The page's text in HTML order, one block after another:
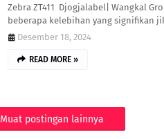
Zebra ZT411 Djogjalabel| Wangkal
beberapa kelebihan yang signifikan
Desember 18, 2024
READ MORE »
Muat postingan lainnya